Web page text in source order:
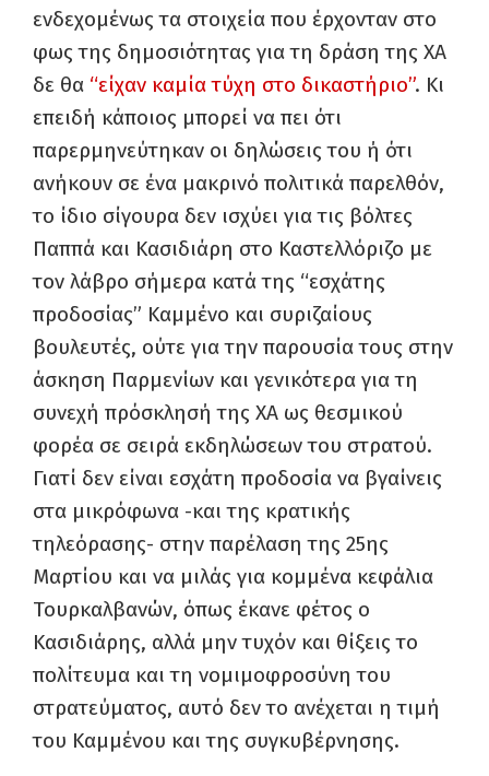
ενδεχομένως τα στοιχεία που έρχονταν στο
φως της δημοσιότητας για τη δράση της ΧΑ
δε θα “είχαν καμία τύχη στο δικαστήριο”. Κι
επειδή κάποιος μπορεί να πει ότι
παρερμηνεύτηκαν οι δηλώσεις του ή ότι
ανήκουν σε ένα μακρινό πολιτικά παρελθόν,
το ίδιο σίγουρα δεν ισχύει για τις βόλτες
Παππά και Κασιδιάρη στο Καστελλόριζο με
τον λάβρο σήμερα κατά της “εσχάτης
προδοσίας” Καμμένο και συριζαίους
βουλευτές, ούτε για την παρουσία τους στην
άσκηση Παρμενίων και γενικότερα για τη
συνεχή πρόσκλησή της ΧΑ ως θεσμικού
φορέα σε σειρά εκδηλώσεων του στρατού.
Γιατί δεν είναι εσχάτη προδοσία να βγαίνεις
στα μικρόφωνα -και της κρατικής
τηλεόρασης- στην παρέλαση της 25ης
Μαρτίου και να μιλάς για κομμένα κεφάλια
Τουρκαλβανών, όπως έκανε φέτος ο
Κασιδιάρης, αλλά μην τυχόν και θίξεις το
πολίτευμα και τη νομιμοφροσύνη του
στρατεύματος, αυτό δεν το ανέχεται η τιμή
του Καμμένου και της συγκυβέρνησης.